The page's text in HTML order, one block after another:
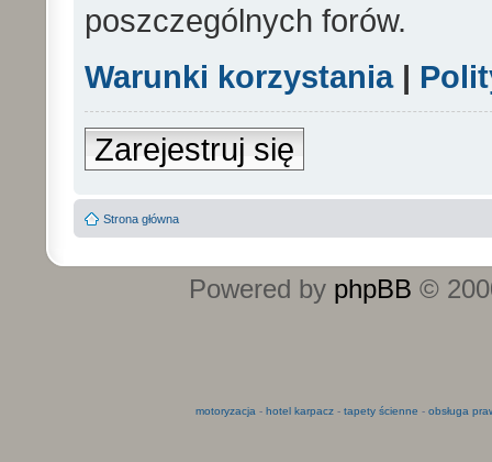
poszczególnych forów.
Warunki korzystania|
Zarejestruj się
Strona główna
Powered by phpBB ©
motoryzacja - hotel karpacz- tapety ścienne - obsługa